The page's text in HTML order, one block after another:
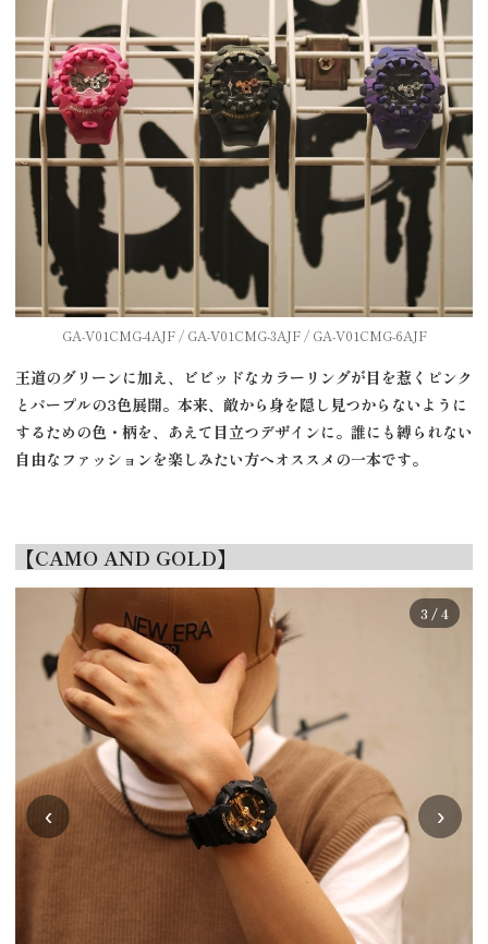
GA-V01CMG-4AJF / GA-V01CMG-3AJF / GA-V01CMG-6AJF
王道のグリーンに加え、ビビッドなカラーリングが目を惹くピンク
とパープルの3色展開。本来、敵から身を隠し見つからないように
するための色・柄を、あえて目立つデザインに。誰にも縛られない
自由なファッションを楽しみたい方へオススメの一本です。
【CAMO AND GOLD】
‹ ›
3 / 4